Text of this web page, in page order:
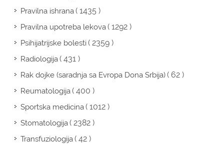
Pravilna ishrana( 1435 )
Pravilna upotreba lekova( 1292 )
Psihijatrijske bolesti( 2359 )
Radiologija( 431 )
Rak dojke (saradnja sa Evropa Dona Srbija)( 62 )
Reumatologija( 400 )
Sportska medicina( 1012 )
Stomatologija( 2382 )
Transfuziologija( 42 )